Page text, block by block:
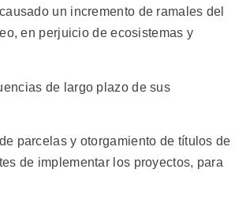
un incremento de ramales del
en perjuicio de ecosistemas y
de largo plazo de sus
parcelas y otorgamiento de títulos de
de implementar los proyectos, para